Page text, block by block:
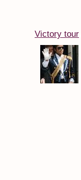
Victory tour